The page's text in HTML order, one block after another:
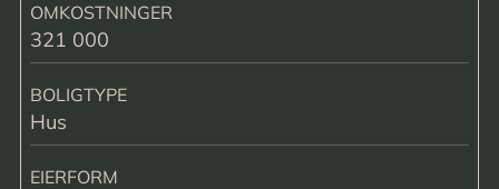
OMKOSTNINGER
321 000
BOLIGTYPE
Hus
EIERFORM